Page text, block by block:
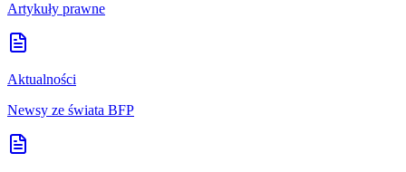
Artykuły prawne
Aktualności
Newsy ze świata BFP